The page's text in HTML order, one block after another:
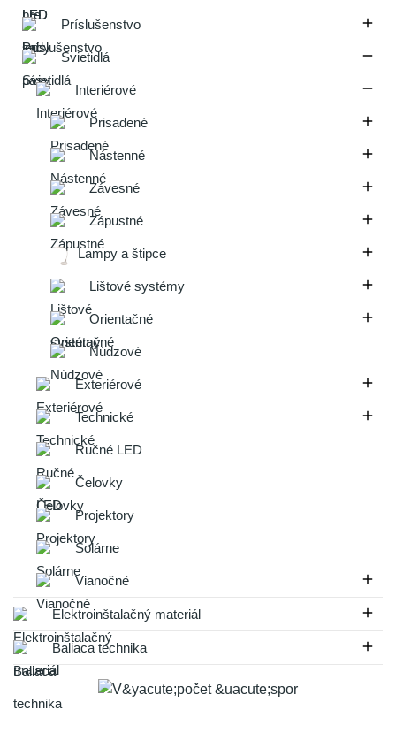
Príslušenstvo 
Svietidlá 
Interiérové 
Prisadené 
Nástenné 
Závesné 
Zápustné 
Lampy a štipce 
Lištové systémy 
Orientačné 
Núdzové
Exteriérové 
Technické 
Ručné LED
Čelovky
Projektory
Solárne
Vianočné 
Elektroinštalačný materiál 
Baliaca technika 